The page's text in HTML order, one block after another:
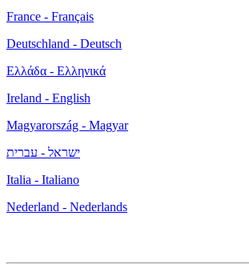
France - Français
Deutschland - Deutsch
Ελλάδα - Ελληνικά
Ireland - English
Magyarország - Magyar
ישראל - עברית
Italia - Italiano
Nederland - Nederlands